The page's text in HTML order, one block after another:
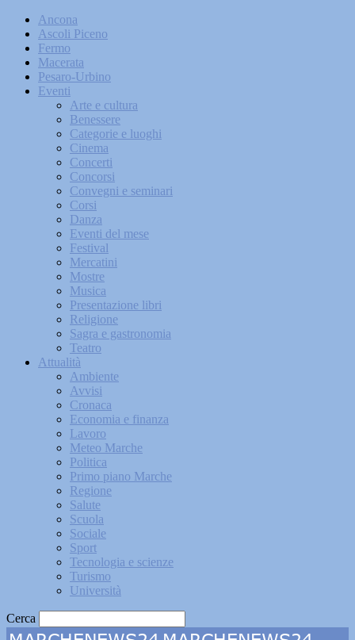
Ancona
Ascoli Piceno
Fermo
Macerata
Pesaro-Urbino
Eventi
Arte e cultura
Benessere
Categorie e luoghi
Cinema
Concerti
Concorsi
Convegni e seminari
Corsi
Danza
Eventi del mese
Festival
Mercatini
Mostre
Musica
Presentazione libri
Religione
Sagra e gastronomia
Teatro
Attualità
Ambiente
Avvisi
Cronaca
Economia e finanza
Lavoro
Meteo Marche
Politica
Primo piano Marche
Regione
Salute
Scuola
Sociale
Sport
Tecnologia e scienze
Turismo
Università
Cerca